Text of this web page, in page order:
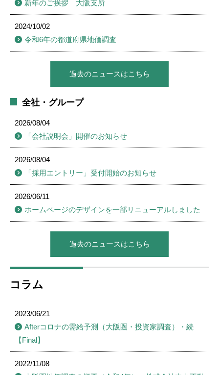
新年のご挨拶 大阪支所
2024/10/02
令和6年の都道府県地価調査
過去のニュースはこちら
全社・グループ
2026/08/04
「会社説明会」開催のお知らせ
2026/08/04
「採用エントリー」受付開始のお知らせ
2026/06/11
ホームページのデザインを一部リニューアルしました
過去のニュースはこちら
コラム
2023/06/21
Afterコロナの需給予測（大阪圏・投資家調査）・続
【Final】
2022/11/08